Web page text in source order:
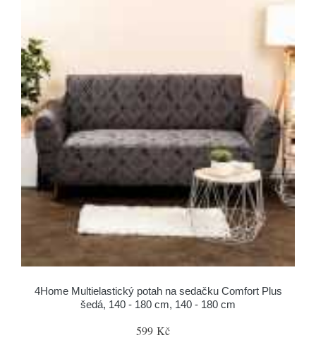
4Home Multielastický potah na sedačku Comfort Plus
šedá, 140 - 180 cm, 140 - 180 cm
599 Kč